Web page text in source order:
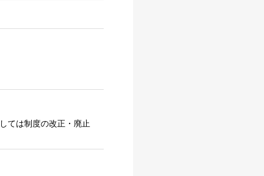
ては制度の改正・廃止